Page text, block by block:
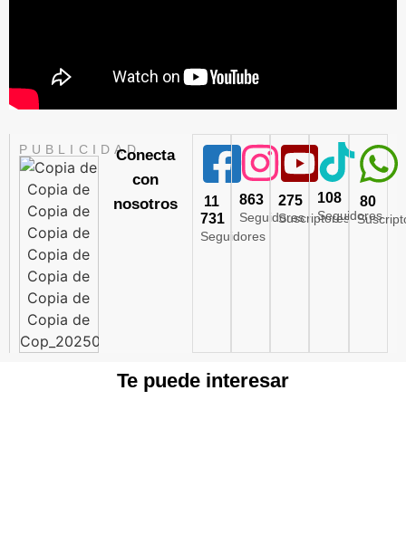
PUBLICIDADConecta
con
nosotros
11
731
Seguidores
863
Seguidores
275
Suscriptores
108
Seguidores
80
Te puede interesar